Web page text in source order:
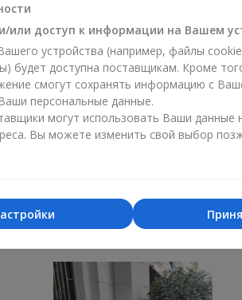
Лучший цветочный магазин
«Ukrainian Business Award»
2026 год
Фотогалерея
или доступ к информации на Вашем
устройства (например, файлы
будет доступна поставщикам. Кроме
смогут сохранять информацию с
персональные данные.
могут использовать Ваши данные
Вы можете изменить свой выбор